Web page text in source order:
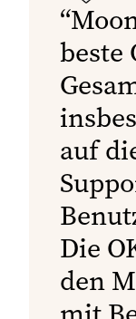
beste
auf
Die
den